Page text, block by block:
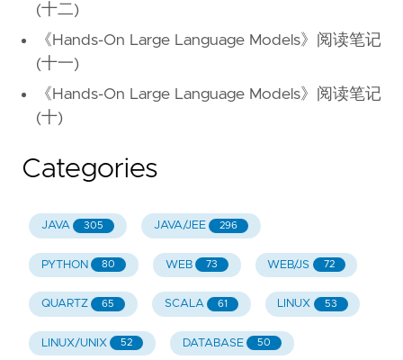
(十二)
《Hands-On Large Language Models》阅读笔记
(十一)
《Hands-On Large Language Models》阅读笔记
(十)
Categories
JAVA 305 JAVA/JEE 296
PYTHON 80 WEB 73 WEB/JS 72
QUARTZ 65 SCALA 61 LINUX 53
LINUX/UNIX 52 DATABASE 50